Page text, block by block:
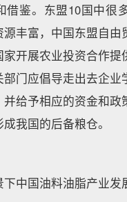
借鉴。东盟10国中很
丰富，中国东盟自由
开展农业投资合作提
门应倡导走出去企业
给予相应的资金和政
我国的后备粮仓。
下中国油料油脂产业发